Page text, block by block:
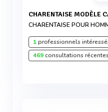
CHARENTAISE MODÈLE
CHARENTAISE POUR
1professionnels
469consultations